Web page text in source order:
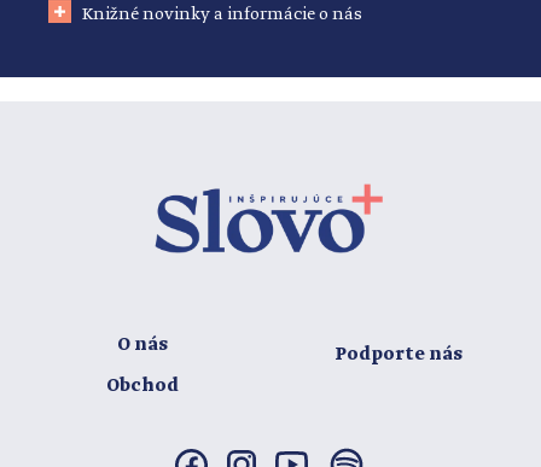
Knižné novinky a informácie o nás
O nás
Obchod
Podporte nás